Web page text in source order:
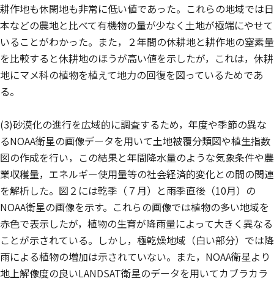
耕作地も休閑地も非常に低い値であった。これらの地域では日
本などの農地と比べて有機物の量が少なく土地が極端にやせて
いることがわかった。また，２年間の休耕地と耕作地の窒素量
を比較すると休耕地のほうが高い値を示したが，これは，休耕
地にマメ科の植物を植えて地力の回復を図っているためであ
る。
(3)砂漠化の進行を広域的に調査するため，年度や季節の異な
るNOAA衛星の画像データを用いて土地被覆分類図や植生指数
図の作成を行い，この結果と年間降水量のような気象条件や農
業収穫量，エネルギー使用量等の社会経済的変化との間の関連
を解析した。図２には乾季（７月）と雨季直後（10月）の
NOAA衛星の画像を示す。これらの画像では植物の多い地域を
赤色で表示したが，植物の生育が降雨量によって大きく異なる
ことが示されている。しかし，極乾燥地域（白い部分）では降
雨による植物の増加は示されていない。また，NOAA衛星より
地上解像度の良いLANDSAT衛星のデータを用いてカブラカラ